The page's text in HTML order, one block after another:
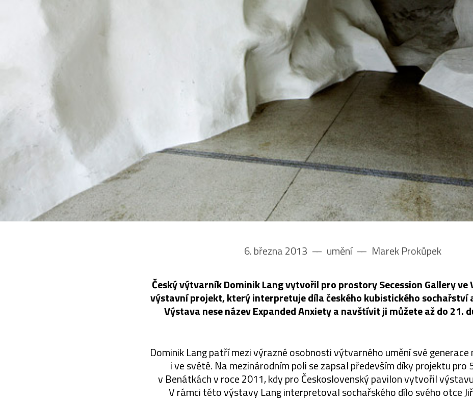
6. března 2013 –– umění –– Marek Prokůpek
Český výtvarník Dominik Lang vytvořil pro prostory Secession Gallery ve
výstavní projekt, který interpretuje díla českého kubistického sochařství
Výstava nese název Expanded Anxiety a navštívit ji můžete až do 21.
Dominik Lang patří mezi výrazné osobnosti výtvarného umění své generace
i ve světě. Na mezinárodním poli se zapsal především díky projektu pro
v Benátkách v roce 2011, kdy pro Československý pavilon vytvořil
V rámci této výstavy Lang interpretoval sochařského dílo svého otce